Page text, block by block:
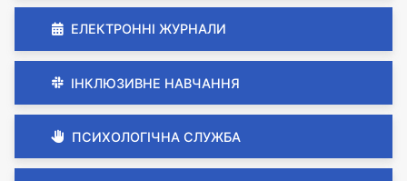
ЕЛЕКТРОННІ ЖУРНАЛИ
ІНКЛЮЗИВНЕ НАВЧАННЯ
ПСИХОЛОГІЧНА СЛУЖБА